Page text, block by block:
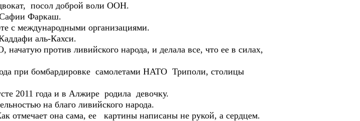
посол доброй воли ООН.
Фаркаш.
с международными организациями.
аль-Кахси.
против ливийского народа, и делала все, что ее в силах,
при бомбардировке самолетами НАТО Триполи, столицы
2011 года и в Алжире родила девочку.
на благо ливийского народа.
отмечает она сама, ее картины написаны не рукой, а сердцем.